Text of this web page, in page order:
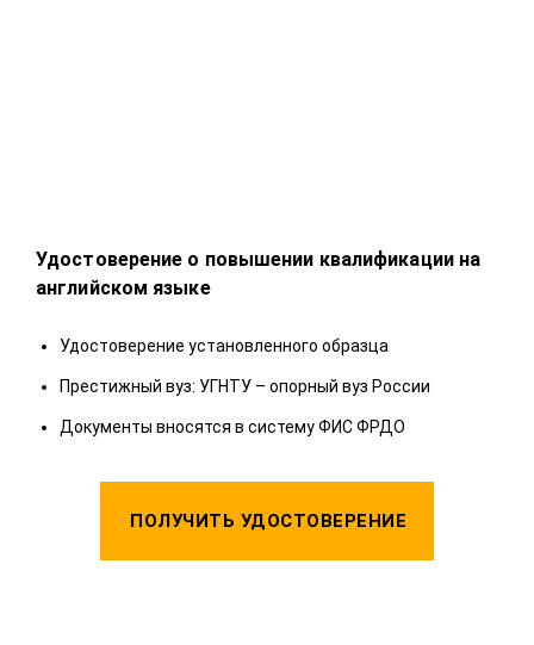
Удостоверение о повышении квалификации на
английском языке
Удостоверение установленного образца
Престижный вуз: УГНТУ – опорный вуз России
Документы вносятся в систему ФИС ФРДО
ПОЛУЧИТЬ УДОСТОВЕРЕНИЕ